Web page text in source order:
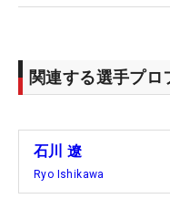
い奥の強い傾斜に落
する最年少の長野は
た。この勢いで地元
関連する選手プロ
石川 遼
Ryo Ishikawa